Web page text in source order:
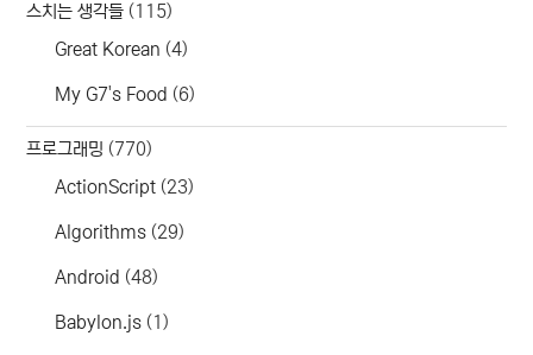
스치는 생각들 (115)
Great Korean (4)
My G7's Food (6)
프로그래밍 (770)
ActionScript (23)
Algorithms (29)
Android (48)
Babylon.js (1)